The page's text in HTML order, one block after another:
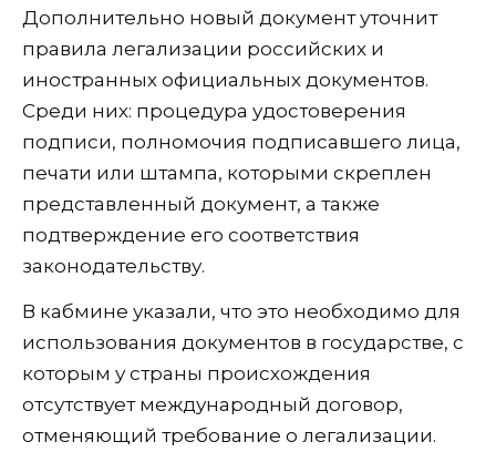
Дополнительно новый документ уточнит
правила легализации российских и
иностранных официальных документов.
Среди них: процедура удостоверения
подписи, полномочия подписавшего лица,
печати или штампа, которыми скреплен
представленный документ, а также
подтверждение его соответствия
законодательству.
В кабмине указали, что это необходимо для
использования документов в государстве, с
которым у страны происхождения
отсутствует международный договор,
отменяющий требование о легализации.